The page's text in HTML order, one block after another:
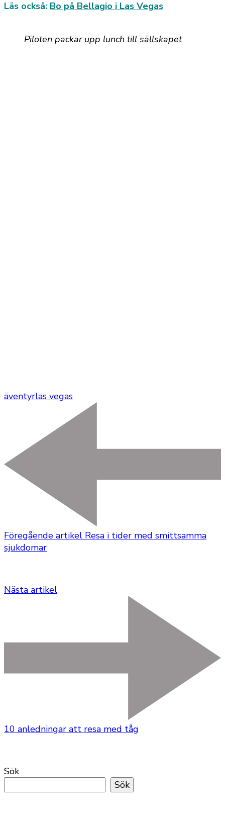
Läs också: Bo på Bellagio i Las Vegas
Piloten packar upp lunch till sällskapet
äventyrlas vegas
Föregående artikel Resa i tider med smittsamma
sjukdomar
Nästa artikel
10 anledningar att resa med tåg
Sök
Sök